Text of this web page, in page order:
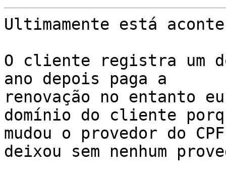
Ultimamente está
O cliente registra um
ano depois paga a
renovação no entanto
domínio do cliente
mudou o provedor do
deixou sem nenhum